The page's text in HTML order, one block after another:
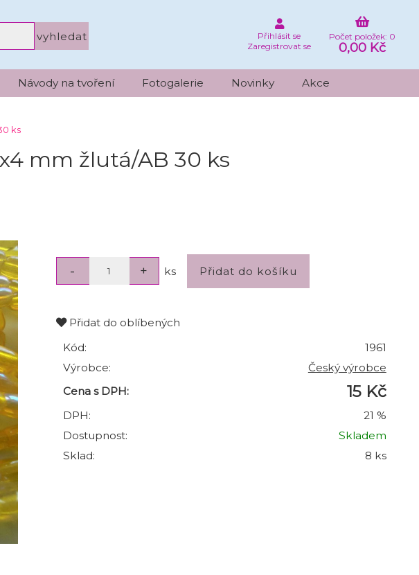
Počet položek: 0
0,00 Kč
Přihlásit se
Zaregistrovat se
Návody na tvoření Fotogalerie Novinky Akce
ks
mm žlutá/AB 30 ks
ks
Přidat do oblíbených
Kód:
1961
Výrobce:
Český výrobce
Cena s DPH:
15 Kč
DPH:
21 %
Dostupnost:
Skladem
Sklad:
8 ks